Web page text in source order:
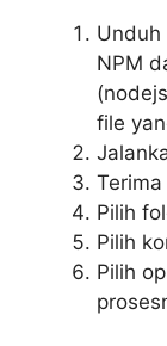
NPM
file
Pilih
Pilih
Pilih